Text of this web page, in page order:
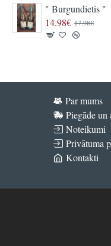
" Burgundietis "
14.98€ 17.98€
Par mums
Piegāde un
Noteikumi
Privātuma
Kontakti